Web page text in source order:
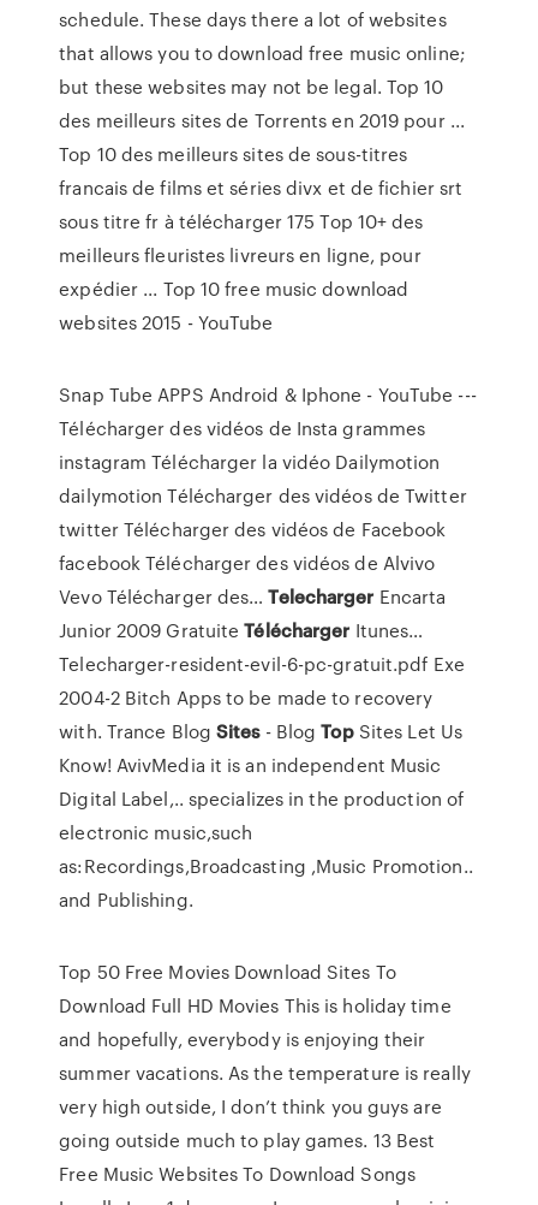
schedule. These days there a lot of websites
that allows you to download free music online;
but these websites may not be legal. Top 10
des meilleurs sites de Torrents en 2019 pour ...
Top 10 des meilleurs sites de sous-titres
francais de films et séries divx et de fichier srt
sous titre fr à télécharger 175 Top 10+ des
meilleurs fleuristes livreurs en ligne, pour
expédier ... Top 10 free music download
websites 2015 - YouTube
Snap Tube APPS Android & Iphone - YouTube ---
Télécharger des vidéos de Insta grammes
instagram Télécharger la vidéo Dailymotion
dailymotion Télécharger des vidéos de Twitter
twitter Télécharger des vidéos de Facebook
facebook Télécharger des vidéos de Alvivo
Vevo Télécharger des…Telecharger Encarta
Junior 2009 GratuiteTélécharger Itunes…
Telecharger-resident-evil-6-pc-gratuit.pdf Exe
2004-2 Bitch Apps to be made to recovery
with. Trance BlogSites- BlogTopSites Let Us
Know! AvivMedia it is an independent Music
Digital Label,.. specializes in the production of
electronic music,such
as:Recordings,Broadcasting ,Music Promotion..
and Publishing.
Top 50 Free Movies Download Sites To
Download Full HD Movies This is holiday time
and hopefully, everybody is enjoying their
summer vacations. As the temperature is really
very high outside, I don’t think you guys are
going outside much to play games. 13 Best
Free Music Websites To Download Songs